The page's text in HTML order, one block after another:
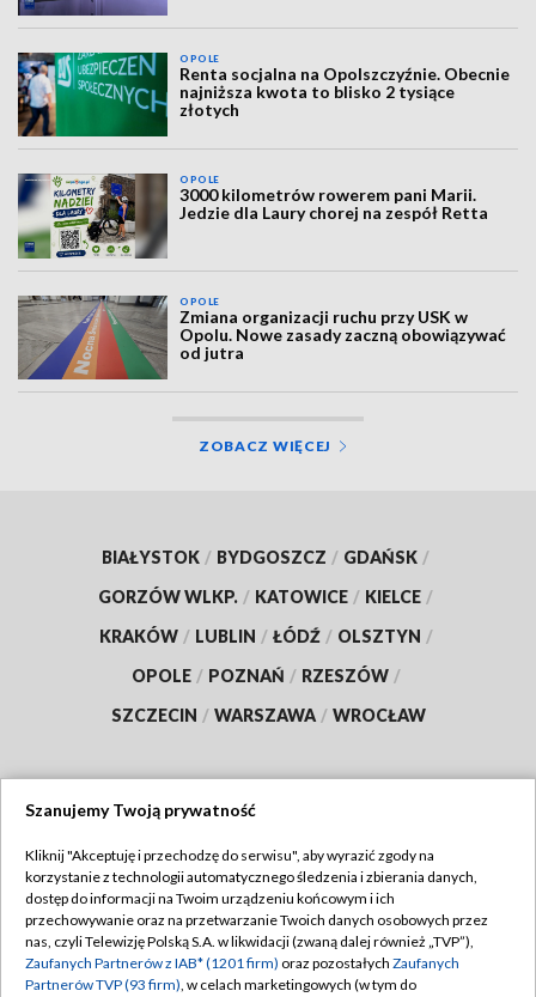
OPOLE
Renta socjalna na Opolszczyźnie. Obecnie
najniższa kwota to blisko 2 tysiące
złotych
OPOLE
3000 kilometrów rowerem pani Marii.
Jedzie dla Laury chorej na zespół Retta
OPOLE
Zmiana organizacji ruchu przy USK w
Opolu. Nowe zasady zaczną obowiązywać
od jutra
ZOBACZ WIĘCEJ
BIAŁYSTOK / BYDGOSZCZ / GDAŃSK /
GORZÓW WLKP. / KATOWICE / KIELCE /
KRAKÓW / LUBLIN / ŁÓDŹ / OLSZTYN /
OPOLE / POZNAŃ / RZESZÓW /
SZCZECIN / WARSZAWA / WROCŁAW
TVP
Abonament TVP
Emisja w TVP
Regulamin TVP
Polityka prywatności
Szanujemy Twoją prywatność
Kliknij "Akceptuję i przechodzę do serwisu", aby wyrazić zgody na
korzystanie z technologii automatycznego śledzenia i zbierania danych,
dostęp do informacji na Twoim urządzeniu końcowym i ich
przechowywanie oraz na przetwarzanie Twoich danych osobowych przez
nas, czyli Telewizję Polską S.A. w likwidacji (zwaną dalej również „TVP”),
Zaufanych Partnerów z IAB* (1201 firm) oraz pozostałych Zaufanych
Partnerów TVP (93 firm), w celach marketingowych (w tym do